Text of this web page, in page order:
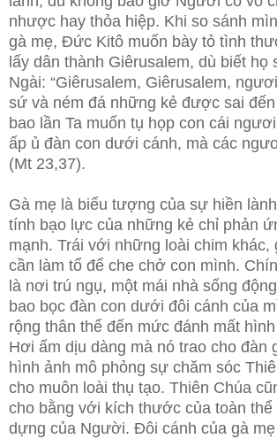
nhược hay thỏa hiệp. Khi so sánh
gà mẹ, Đức Kitô muốn bày tỏ tình
lấy dân thành Giêrusalem, dù biết họ
Ngài: “Giêrusalem, Giêrusalem,
sứ và ném đá những kẻ được sai
bao lần Ta muốn tụ họp con cái
ấp ủ đàn con dưới cánh, mà các
(Mt 23,37).
Gà mẹ là biểu tượng của sự hiền
tính bạo lực của những kẻ chỉ phản
mạnh. Trái với những loài chim khác,
cần làm tổ để che chở con mình.
là nơi trú ngụ, một mái nhà sống
bao bọc đàn con dưới đôi cánh của
rộng thân thể đến mức đánh mất
Hơi ấm dịu dàng mà nó trao cho đàn
hình ảnh mô phỏng sự chăm sóc
cho muôn loài thụ tạo. Thiên Chúa
cho bằng với kích thước của toàn thể
dựng của Người. Đôi cánh của gà